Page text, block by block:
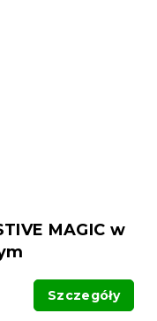
MAGIC w
Szczegóły